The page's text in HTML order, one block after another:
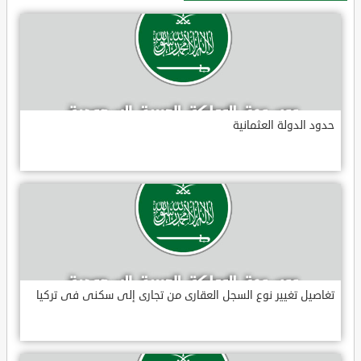
حدود الدولة العثمانية
تغاصيل تغيير نوع السجل العقارى من تجارى إلى سكنى فى تركيا